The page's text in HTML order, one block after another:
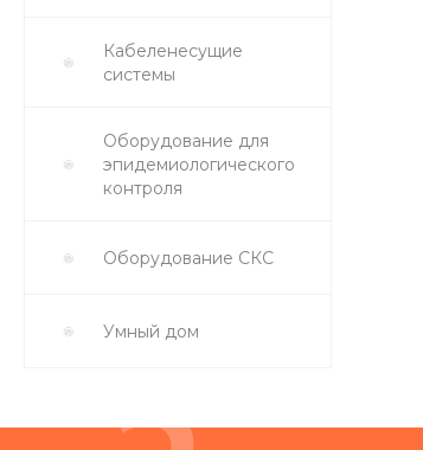
Кабеленесущие
системы
Оборудование для
эпидемиологического
контроля
Оборудование СКС
Умный дом